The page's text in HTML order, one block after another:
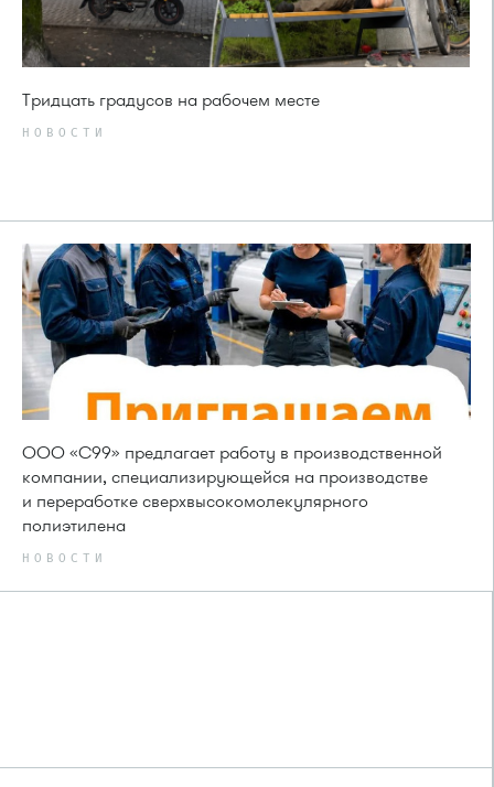
Тридцать градусов на рабочем месте
НОВОСТИ
ООО «С99» предлагает работу в производственной
компании, специализирующейся на производстве
и переработке сверхвысокомолекулярного
полиэтилена
НОВОСТИ